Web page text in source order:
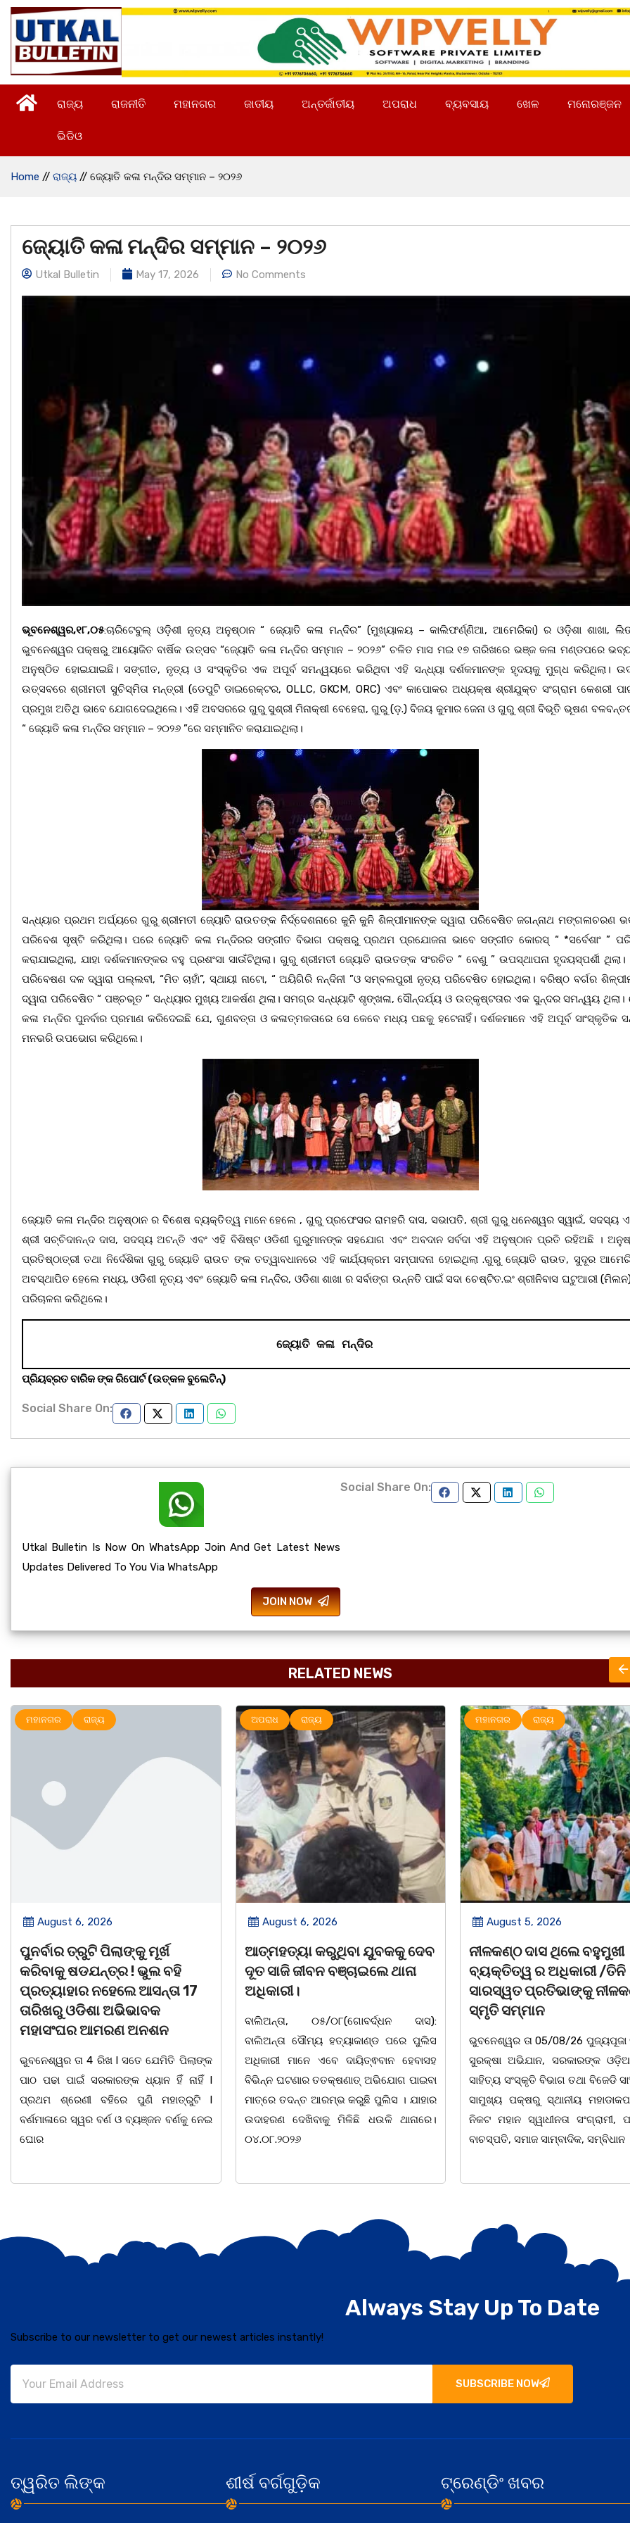
ରାଜ୍ୟ ରାଜନୀତି ମହାନଗର ଜାତୀୟ ଅନ୍ତର୍ଜାତୀୟ ଅପରାଧ ବ୍ୟବସାୟ ଖେଳ ମନୋରଞ୍ଜନ
ଭିଡିଓ
Home // ରାଜ୍ୟ // ଜ୍ୟୋତି କଳା ମନ୍ଦିର ସମ୍ମାନ – ୨୦୨୬
ଜ୍ୟୋତି କଳା ମନ୍ଦିର ସମ୍ମାନ – ୨୦୨୬
Utkal Bulletin May 17, 2026 No Comments
ଭୂବନେଶ୍ୱର,୧୮,୦୫:ଚାରିଟେବୁଲ୍ ଓଡ଼ିଶୀ ନୃତ୍ୟ ଅନୁଷ୍ଠାନ “ ଜ୍ୟୋତି କଳା ମନ୍ଦିର” (ମୁଖ୍ୟାଳୟ – କାଲିଫର୍ଣ୍ଣିଆ, ଆମେରିକା) ର ଓଡ଼ିଶା ଶାଖା,
ଭୁବନେଶ୍ୱର ପକ୍ଷରୁ ଆୟୋଜିତ ବାର୍ଷିକ ଉତ୍ସବ “ଜ୍ୟୋତି କଳା ମନ୍ଦିର ସମ୍ମାନ – ୨୦୨୬” ଚଳିତ ମାସ ମଇ ୧୭ ତାରିଖରେ ଭଞ୍ଜ କଳା ମଣ୍ଡପରେ
ଅନୁଷ୍ଠିତ ହୋଇଯାଇଛି। ସଙ୍ଗୀତ, ନୃତ୍ୟ ଓ ସଂସ୍କୃତିର ଏକ ଅପୂର୍ବ ସମନ୍ୱୟରେ ଭରିଥିବା ଏହି ସନ୍ଧ୍ୟା ଦର୍ଶକମାନଙ୍କ ହୃଦୟକୁ ମୁଗ୍ଧ କରିଥିଲା।
ଉତ୍ସବରେ ଶ୍ରୀମତୀ ସୁଚିସ୍ମିତା ମନ୍ତ୍ରୀ (ଡେପୁଟି ଡାଇରେକ୍ଟର, OLLC, GKCM, ORC) ଏବଂ କାପୋକର ଅଧ୍ୟକ୍ଷ ଶ୍ରୀଯୁକ୍ତ ସଂଗ୍ରାମ କେଶରୀ
ପ୍ରମୁଖ ଅତିଥି ଭାବେ ଯୋଗଦେଇଥିଲେ। ଏହି ଅବସରରେ ଗୁରୁ ସୁଶ୍ରୀ ମିନାକ୍ଷୀ ବେହେରା, ଗୁରୁ (ଡ଼.) ବିଜୟ କୁମାର ଜେନା ଓ ଗୁରୁ ଶ୍ରୀ ବିଭୂତି ଭୂଷଣ
“ ଜ୍ୟୋତି କଳା ମନ୍ଦିର ସମ୍ମାନ – ୨୦୨୬ ”ରେ ସମ୍ମାନିତ କରାଯାଇଥିଲା।
ସନ୍ଧ୍ୟାର ପ୍ରଥମ ଅର୍ଘ୍ୟରେ ଗୁରୁ ଶ୍ରୀମତୀ ଜ୍ୟୋତି ରାଉତଙ୍କ ନିର୍ଦ୍ଦେଶନାରେ କୁନି କୁନି ଶିଳ୍ପୀମାନଙ୍କ ଦ୍ୱାରା ପରିବେଷିତ ଜଗନ୍ନାଥ ମଙ୍ଗଳାଚରଣ
ପରିବେଶ ସୃଷ୍ଟି କରିଥିଲା। ପରେ ଜ୍ୟୋତି କଳା ମନ୍ଦିରର ସଙ୍ଗୀତ ବିଭାଗ ପକ୍ଷରୁ ପ୍ରଥମ ପ୍ରଯୋଜନା ଭାବେ ସଙ୍ଗୀତ କୋରସ୍ “ *ସର୍ବେଶାଂ ”
କରାଯାଇଥିଲା, ଯାହା ଦର୍ଶକମାନଙ୍କର ବହୁ ପ୍ରଶଂସା ସାଉଁଟିଥିଲା। ଗୁରୁ ଶ୍ରୀମତୀ ଜ୍ୟୋତି ରାଉତଙ୍କ ସଂରଚିତ “ ବେଣୁ ” ଉପସ୍ଥାପନା ହୃଦୟସ୍ପର୍ଶୀ
ପରିବେଷଣ ଦଳ ଦ୍ୱାରା ପଲ୍ଲବୀ, “ମିତ ଚାହାଁ”, ସ୍ଥାୟୀ ନାଟୋ, “ ଅୟିଗିରି ନନ୍ଦିନୀ ”ଓ ସମ୍ବଲପୁରୀ ନୃତ୍ୟ ପରିବେଷିତ ହୋଇଥିଲା। ବରିଷ୍ଠ ବର୍ଗର
ଦ୍ୱାରା ପରିବେଷିତ “ ପଞ୍ଚଭୂତ ” ସନ୍ଧ୍ୟାର ମୁଖ୍ୟ ଆକର୍ଷଣ ଥିଲା। ସମଗ୍ର ସନ୍ଧ୍ୟାଟି ଶୃଙ୍ଖଳା, ସୌନ୍ଦର୍ଯ୍ୟ ଓ ଉତ୍କୃଷ୍ଟତାର ଏକ ସୁନ୍ଦର ସମନ୍ୱୟ
କଳା ମନ୍ଦିର ପୁନର୍ବାର ପ୍ରମାଣ କରିଦେଇଛି ଯେ, ଗୁଣବତ୍ତା ଓ କଳାତ୍ମକତାରେ ସେ କେବେ ମଧ୍ୟ ପଛକୁ ହଟେନାହିଁ। ଦର୍ଶକମାନେ ଏହି ଅପୂର୍ବ ସାଂସ୍କୃତିକ
ମନଭରି ଉପଭୋଗ କରିଥିଲେ।
ଜ୍ୟୋତି କଳା ମନ୍ଦିର ଅନୁଷ୍ଠାନ ର ବିଶେଷ ବ୍ୟକ୍ତିତ୍ୱ ମାନେ ହେଲେ , ଗୁରୁ ପ୍ରଫେସର ରାମହରି ଦାସ, ସଭାପତି, ଶ୍ରୀ ଗୁରୁ ଧନେଶ୍ୱର ସ୍ୱାଇଁ, ସଦସ୍ୟ
ଶ୍ରୀ ସଚ୍ଚିଦାନନ୍ଦ ଦାସ, ସଦସ୍ୟ ଅଟନ୍ତି ଏବଂ ଏହି ବିଶିଷ୍ଟ ଓଡିଶୀ ଗୁରୁମାନଙ୍କ ସହଯୋଗ ଏବଂ ଅବଦାନ ସର୍ବଦା ଏହି ଅନୁଷ୍ଠାନ ପ୍ରତି ରହିଅଛି ।
ପ୍ରତିଷ୍ଠାତ୍ରୀ ତଥା ନିର୍ଦେଶିକା ଗୁରୁ ଜ୍ୟୋତି ରାଉତ ଙ୍କ ତତ୍ୱାବଧାନରେ ଏହି କାର୍ଯ୍ୟକ୍ରମ ସମ୍ପାଦନା ହୋଇଥିଲା .ଗୁରୁ ଜ୍ୟୋତି ରାଉତ, ସୁଦୂର
ଅବସ୍ଥାପିତ ହେଲେ ମଧ୍ୟ, ଓଡିଶୀ ନୃତ୍ୟ ଏବଂ ଜ୍ୟୋତି କଳା ମନ୍ଦିର, ଓଡିଶା ଶାଖା ର ସର୍ବାଙ୍ଗ ଉନ୍ନତି ପାଇଁ ସଦା ଚେଷ୍ଟିତ.ଇଂ ଶ୍ରୀନିବାସ ଘଟୁଆରୀ
ପରିଚାଳନା କରିଥିଲେ।
ଜ୍ୟୋତି କଳା ମନ୍ଦିର
ପ୍ରିୟବ୍ରତ ବାରିକ ଙ୍କ ରିପୋର୍ଟ (ଉତ୍କଳ ବୁଲେଟିନ୍‌)
Social Share On:
Utkal Bulletin Is Now On WhatsApp Join And Get Latest News
Updates Delivered To You Via WhatsApp
JOIN NOW
Social Share On:
RELATED NEWS
ଅପରାଧ ରାଜ୍ୟ
August 6, 2026
ଆତ୍ମହତ୍ୟା କରୁଥିବା ଯୁବକକୁ ଦେବ
ଦୂତ ସାଜି ଜୀବନ ବଞ୍ଚାଇଲେ ଥାନା
ଅଧିକାରୀ।
ବାଲିଅନ୍ତା, ୦୫/୦୮(ଗୋବର୍ଦ୍ଧନ ଦାସ):
ଅଧିକାରୀ ମାନେ ଏବେ ଦାୟିତ୍ଵବାନ ହେବାସହ
ବିଭିନ୍ନ ଘଟଣାର ତତକ୍ଷଣାତ୍ ଅଭିଯୋଗ ପାଇବା
ମାତ୍ରେ ତଦନ୍ତ ଆରମ୍ଭ କରୁଛି ପୁଲିସ । ଯାହାର
ଉଦାହରଣ ଦେଖିବାକୁ ମିଳିଛି ଧଉଳି ଥାନାରେ।
୦୪.୦୮.୨୦୨୬
ମହାନଗର ରାଜ୍ୟ
August 5, 2026
ନୀଳକଣ୍ଠ ଦାସ ଥିଲେ ବହୁମୁଖୀ
ବ୍ୟକ୍ତିତ୍ୱ ର ଅଧିକାରୀ /ତିନି
ସାରସ୍ୱତ ପ୍ରତିଭାଙ୍କୁ ନୀଳକଣ୍ଠ
ଭୁବନେଶ୍ୱର ତା 05/08/26 ପୁଜ୍ୟପୂଜା ସଂସ୍କୃତି
ସୁରକ୍ଷା ଅଭିଯାନ, ସରକାରଙ୍କ ଓଡ଼ିଆ ଭାଷା,
ସାହିତ୍ୟ ସଂସ୍କୃତି ବିଭାଗ ତଥା ବିଜେଡି ସାଂସ୍କୃତିକ
ସାମୁଖ୍ୟ ପକ୍ଷରୁ ସ୍ଥାନୀୟ ମହାଡାକପାଳ ଛକ
ନିକଟ ମହାନ ସ୍ୱାଧୀନତା ସଂଗ୍ରାମୀ, ପ୍ରାକ୍ତନ
ବାଚସ୍ପତି, ସମାଜ ସାମ୍ବାଦିକ, ସମ୍ବିଧାନ
UNCATEGORIZED ମହାନଗର
August 5, 2026
ବକୁଳବନର ମହକ ସତ୍ୟବାଦୀ ର
ସନ୍ଥ
ପଣ୍ଡିତ ନୀଳକଣ୍ଠ ଦାଶ
ସୁଯୋଗ୍ଯ ସନ୍ତାନସତ୍ୟବାଦୀ
,ନବରବି ସମ ଉଜ୍ଜ୍ବଳମୟ
ନୀଳକଣ୍ଠ lଆଦର୍ଶ ଶିକ୍ଷକ,
ସୁଲେଖକସୁଉଜ୍ଜ୍ବଳ
ପ୍ରତି ଅକ୍ଷରରେମାଟି,ଜାତି କଥା
lସତ୍ୟବାଦୀ ର ବନବିଦ୍ୟାଳୟେ
ଚେତନା,ଅଜ୍ଞାନଅନ୍ଧାର ଦୂରୀଭୂତକଲବାଣ୍ଟି
Always Stay Up To Date
Subscribe to our newsletter to get our newest articles instantly!
SUBSCRIBE NOW
ତ୍ୱରିତ ଲିଙ୍କ ଶୀର୍ଷ ବର୍ଗଗୁଡ଼ିକ ଟ୍ରେଣ୍ଡିଂ ଖବର